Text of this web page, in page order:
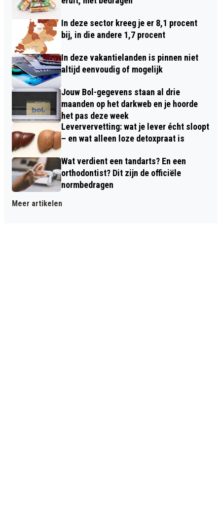
In deze sector kreeg je er 8,1 procent
bij, in die andere 1,7 procent
In deze vakantielanden is pinnen niet
altijd eenvoudig of mogelijk
Jouw Bol-gegevens staan al drie
maanden op het darkweb en je hoorde
het pas deze week
Leververvetting: wat je lever écht sloopt
– en wat alleen loze detoxpraat is
Wat verdient een tandarts? En een
orthodontist? Dit zijn de officiële
normbedragen
Meer artikelen